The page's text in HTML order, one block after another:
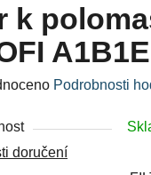
k
Podrobnosti
doručení